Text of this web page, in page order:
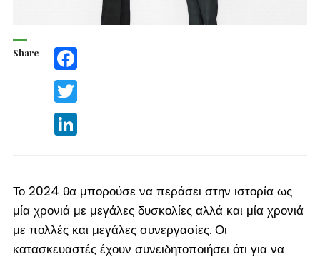
Share Facebook
Twitter
LinkedIn
Το 2024 θα μπορούσε να περάσει στην ιστορία ως
μία χρονιά με μεγάλες δυσκολίες αλλά και μία χρονιά
με πολλές και μεγάλες συνεργασίες. Οι
κατασκευαστές έχουν συνειδητοποιήσει ότι για να